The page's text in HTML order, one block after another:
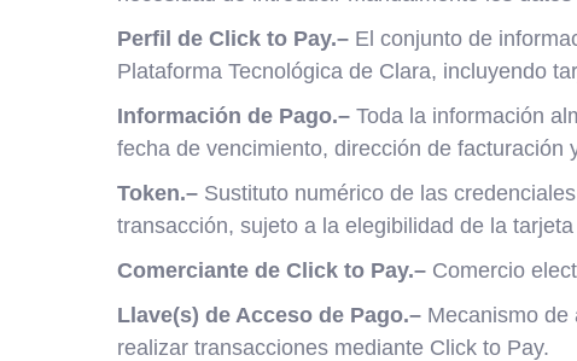
Perfil de Click to Pay.– El conjunto de
Plataforma Tecnológica de Clara, incluyendo
Información de Pago.– Toda la información
fecha de vencimiento, dirección de
Token.– Sustituto numérico de las
transacción, sujeto a la elegibilidad de la
Comerciante de Click to Pay.– Comercio
Llave(s) de Acceso de Pago.– Mecanismo de
realizar transacciones mediante Click to Pay.